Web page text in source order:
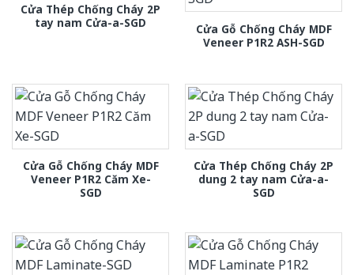
Cửa Thép Chống Cháy 2P
tay nam Cửa-a-SGD
Cửa Gỗ Chống Cháy MDF
Veneer P1R2 ASH-SGD
Cửa Gỗ Chống Cháy MDF
Veneer P1R2 Căm Xe-
SGD
Cửa Thép Chống Cháy 2P
dung 2 tay nam Cửa-a-
SGD